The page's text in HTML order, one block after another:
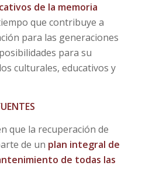
de la memoria
que contribuye a
para las generaciones
para su
culturales, educativos y
que la recuperación de
de un plan integral de
de todas las